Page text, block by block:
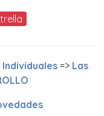
Individuales => Las